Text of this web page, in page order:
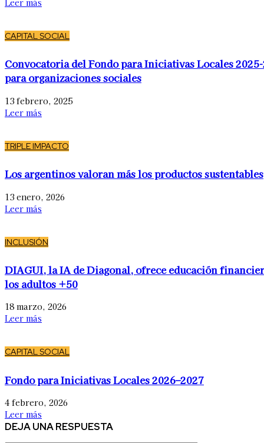
Leer más
CAPITAL SOCIAL
Convocatoria del Fondo para Iniciativas Locales
para organizaciones sociales
13 febrero, 2025
Leer más
TRIPLE IMPACTO
Los argentinos valoran más los productos sustentables
13 enero, 2026
Leer más
INCLUSIÓN
DIAGUI, la IA de Diagonal, ofrece educación
los adultos +50
18 marzo, 2026
Leer más
CAPITAL SOCIAL
Fondo para Iniciativas Locales 2026–2027
4 febrero, 2026
Leer más
DEJA UNA RESPUESTA